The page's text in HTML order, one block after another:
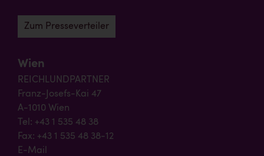
Zum Presseverteiler
Wien
REICHLUNDPARTNER
Franz-Josefs-Kai 47
A-1010 Wien
Tel: +43 1 535 48 38
Fax: +43 1 535 48 38-12
E-Mail